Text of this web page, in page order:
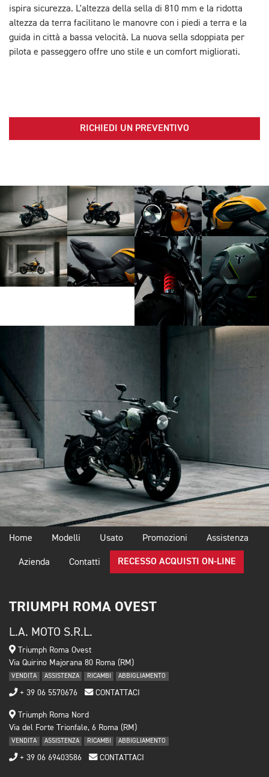
ispira sicurezza. L'altezza della sella di 810 mm e la ridotta
altezza da terra facilitano le manovre con i piedi a terra e la
guida in città a bassa velocità. La nuova sella sdoppiata per
pilota e passeggero offre uno stile e un comfort migliorati.
RICHIEDI UN PREVENTIVO
Home Modelli Usato Promozioni Assistenza
Azienda Contatti RECESSO ACQUISTI ON-LINE
TRIUMPH ROMA OVEST
L.A. MOTO S.R.L.
Triumph Roma Ovest
Via Quirino Majorana 80 Roma (RM)
VENDITA ASSISTENZA RICAMBI ABBIGLIAMENTO
+ 39 06 5570676 CONTATTACI
Triumph Roma Nord
Via del Forte Trionfale, 6 Roma (RM)
VENDITA ASSISTENZA RICAMBI ABBIGLIAMENTO
+ 39 06 69403586 CONTATTACI